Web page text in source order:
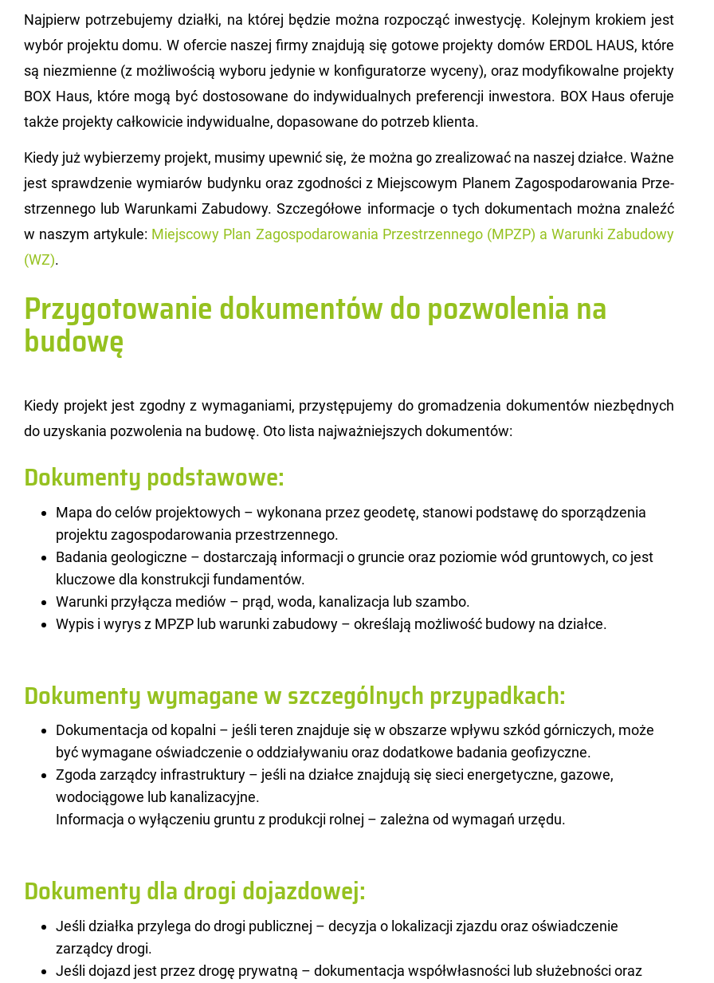
Naj­pierw po­trze­bu­je­my dział­ki, na któ­rej bę­dzie można roz­po­cząć in­we­sty­cję. Ko­lej­nym kro­kiem jest
wybór pro­jek­tu domu. W ofer­cie na­szej firmy znaj­du­ją się go­to­we pro­jek­ty domów ERDOL HAUS, które
są nie­zmien­ne (z moż­li­wo­ścią wy­bo­ru je­dy­nie w kon­fi­gu­ra­to­rze wy­ce­ny), oraz mo­dy­fi­ko­wal­ne pro­jek­ty
BOX Haus, które mogą być do­sto­so­wa­ne do in­dy­wi­du­al­nych pre­fe­ren­cji in­we­sto­ra. BOX Haus ofe­ru­je
także pro­jek­ty cał­ko­wi­cie in­dy­wi­du­al­ne, do­pa­so­wa­ne do po­trzeb klien­ta.
Kiedy już wy­bie­rze­my pro­jekt, mu­si­my upew­nić się, że można go zre­ali­zo­wać na na­szej dział­ce. Ważne
jest spraw­dze­nie wy­mia­rów bu­dyn­ku oraz zgod­no­ści z Miej­sco­wym Pla­nem Za­go­spo­da­ro­wa­nia Prze­
strzen­ne­go lub Wa­run­ka­mi Za­bu­do­wy. Szcze­gó­ło­we in­for­ma­cje o tych do­ku­men­tach można zna­leźć
w na­szym ar­ty­ku­le: Miej­sco­wy Plan Za­go­spo­da­ro­wa­nia Prze­strzen­ne­go (MPZP) a Wa­run­ki Za­bu­do­wy
(WZ).
Przygotowanie dokumentów do pozwolenia na
budowę
Kiedy pro­jekt jest zgod­ny z wy­ma­ga­nia­mi, przy­stę­pu­je­my do gro­ma­dze­nia do­ku­men­tów nie­zbęd­nych
do uzy­ska­nia po­zwo­le­nia na bu­do­wę. Oto lista naj­waż­niej­szych do­ku­men­tów:
Dokumenty podstawowe:
Mapa do celów projektowych – wykonana przez geodetę, stanowi podstawę do sporządzenia
projektu zagospodarowania przestrzennego.
Badania geologiczne – dostarczają informacji o gruncie oraz poziomie wód gruntowych, co jest
kluczowe dla konstrukcji fundamentów.
Warunki przyłącza mediów – prąd, woda, kanalizacja lub szambo.
Wypis i wyrys z MPZP lub warunki zabudowy – określają możliwość budowy na działce.
Dokumenty wymagane w szczególnych przypadkach:
Dokumentacja od kopalni – jeśli teren znajduje się w obszarze wpływu szkód górniczych, może
być wymagane oświadczenie o oddziaływaniu oraz dodatkowe badania geofizyczne.
Zgoda zarządcy infrastruktury – jeśli na działce znajdują się sieci energetyczne, gazowe,
wodociągowe lub kanalizacyjne.
Informacja o wyłączeniu gruntu z produkcji rolnej – zależna od wymagań urzędu.
Dokumenty dla drogi dojazdowej:
Jeśli działka przylega do drogi publicznej – decyzja o lokalizacji zjazdu oraz oświadczenie
zarządcy drogi.
Jeśli dojazd jest przez drogę prywatną – dokumentacja współwłasności lub służebności oraz